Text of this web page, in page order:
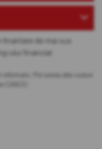
finantare de mai sus
ului financiar.
Pot exista alte costuri
CASCO.